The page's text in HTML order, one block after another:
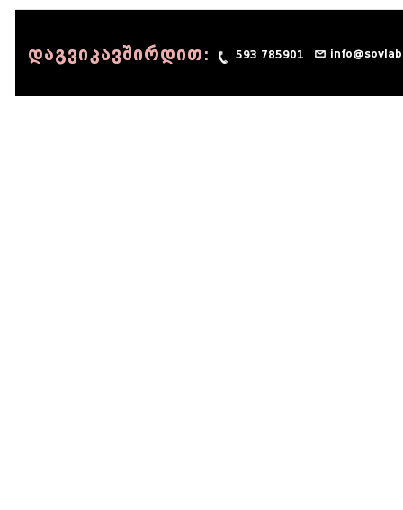
დაგვიკავშირდით: 593 785901